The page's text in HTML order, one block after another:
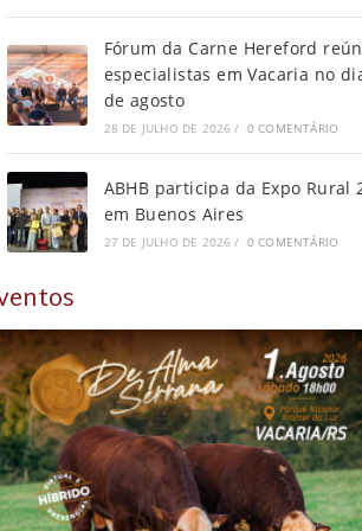
Fórum da Carne Hereford
especialistas em Vacaria no
de agosto
28 DE JULHO DE 2026 / 0 COMENTÁRIO
ABHB participa da Expo Rural
em Buenos Aires
27 DE JULHO DE 2026 / 0 COMENTÁRIO